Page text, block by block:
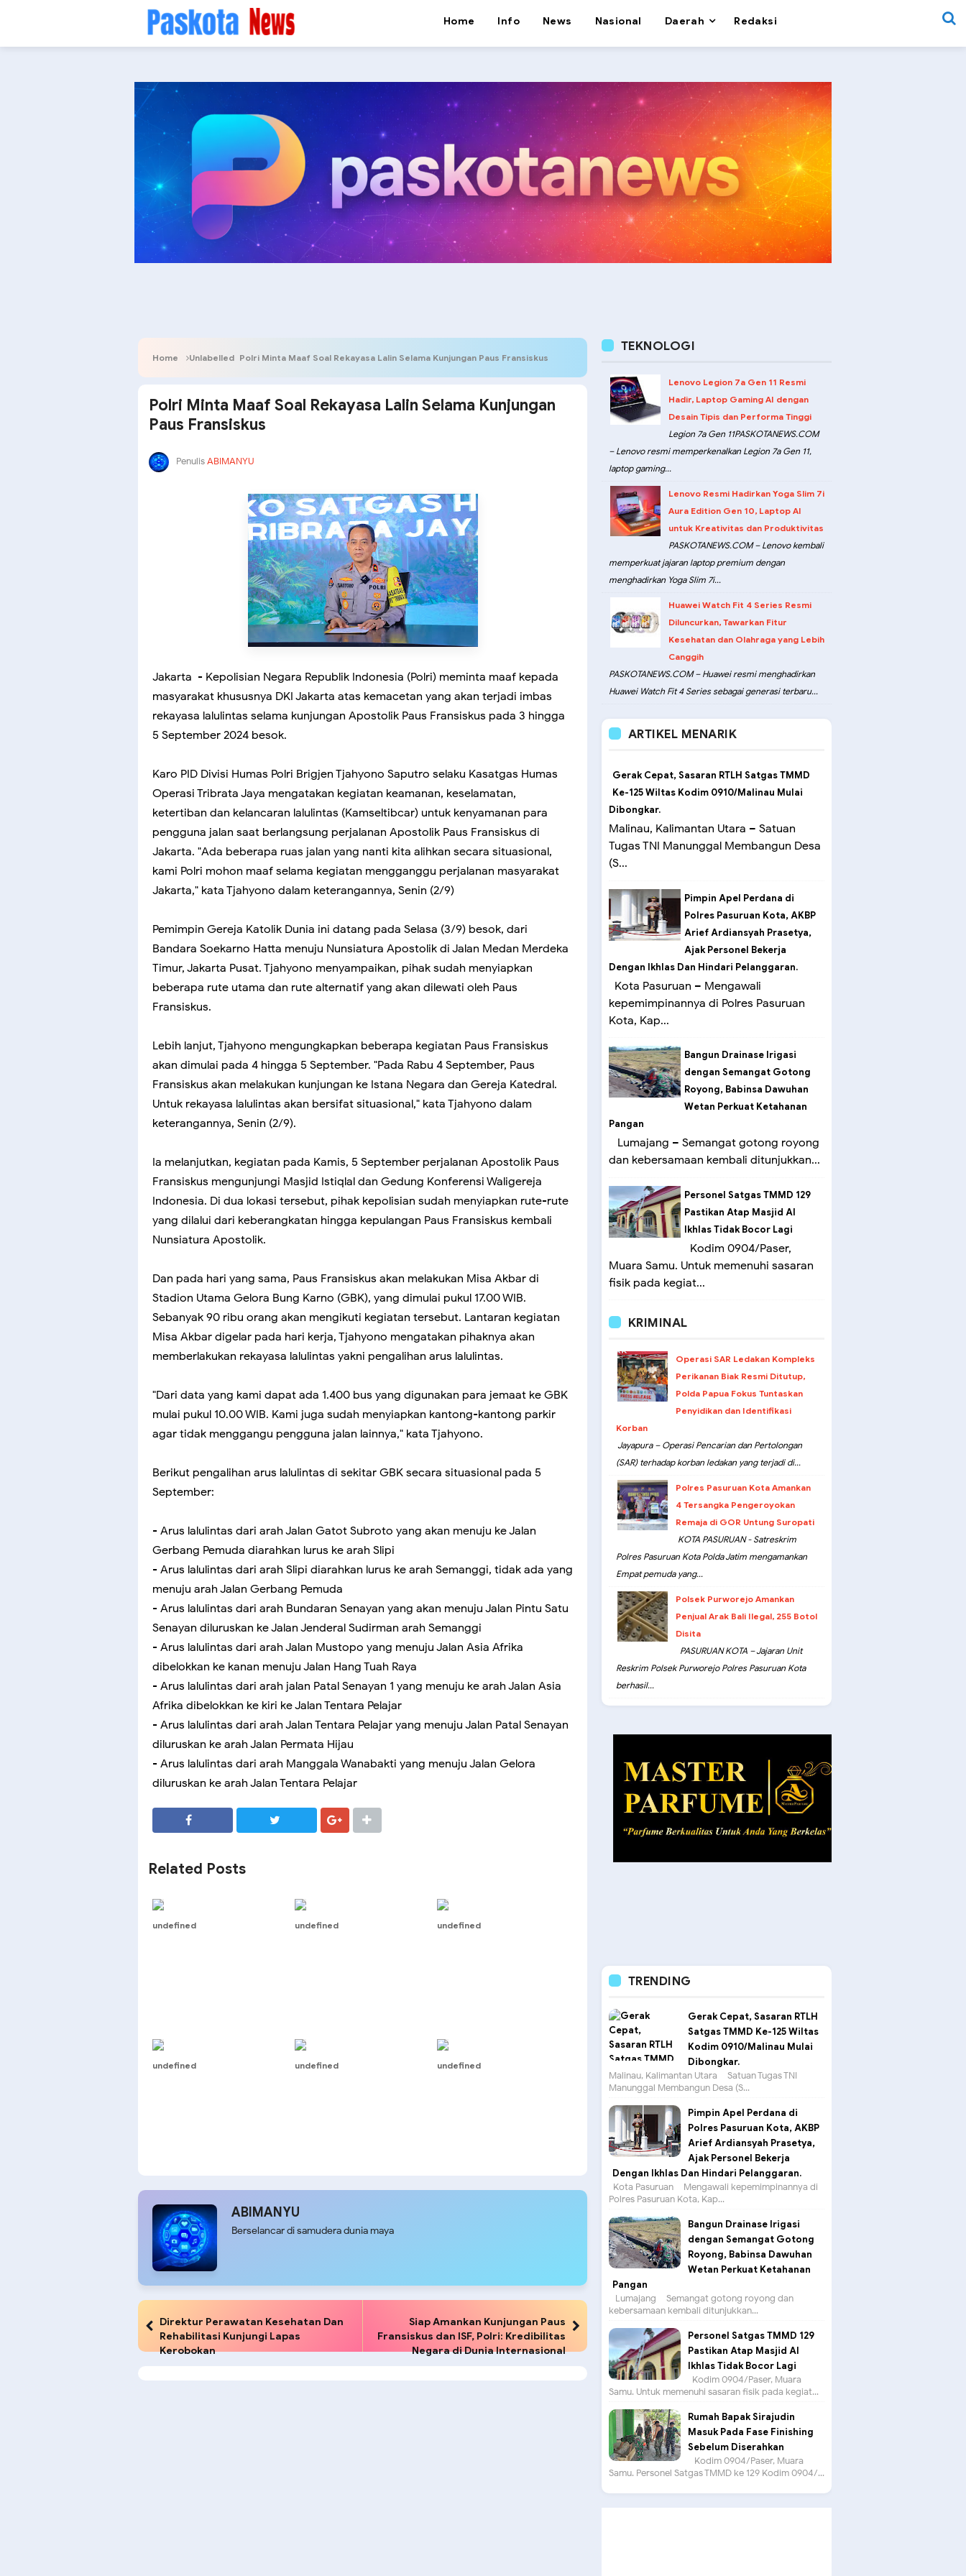
Home Info News Nasional Daerah Redaksi
Home Unlabelled Polri Minta Maaf Soal Rekayasa Lalin Selama Kunjungan Paus Fransiskus
Polri Minta Maaf Soal Rekayasa Lalin Selama Kunjungan
Paus Fransiskus
PenulisABIMANYU
Jakarta - Kepolisian Negara Republik Indonesia (Polri) meminta maaf kepada
masyarakat khususnya DKI Jakarta atas kemacetan yang akan terjadi imbas
rekayasa lalulintas selama kunjungan Apostolik Paus Fransiskus pada 3 hingga
5 September 2024 besok.
Karo PID Divisi Humas Polri Brigjen Tjahyono Saputro selaku Kasatgas Humas
Operasi Tribrata Jaya mengatakan kegiatan keamanan, keselamatan,
ketertiban dan kelancaran lalulintas (Kamseltibcar) untuk kenyamanan para
pengguna jalan saat berlangsung perjalanan Apostolik Paus Fransiskus di
Jakarta. "Ada beberapa ruas jalan yang nanti kita alihkan secara situasional,
kami Polri mohon maaf selama kegiatan mengganggu perjalanan masyarakat
Jakarta," kata Tjahyono dalam keterangannya, Senin (2/9)
Pemimpin Gereja Katolik Dunia ini datang pada Selasa (3/9) besok, dari
Bandara Soekarno Hatta menuju Nunsiatura Apostolik di Jalan Medan Merdeka
Timur, Jakarta Pusat. Tjahyono menyampaikan, pihak sudah menyiapkan
beberapa rute utama dan rute alternatif yang akan dilewati oleh Paus
Fransiskus.
Lebih lanjut, Tjahyono mengungkapkan beberapa kegiatan Paus Fransiskus
akan dimulai pada 4 hingga 5 September. "Pada Rabu 4 September, Paus
Fransiskus akan melakukan kunjungan ke Istana Negara dan Gereja Katedral.
Untuk rekayasa lalulintas akan bersifat situasional," kata Tjahyono dalam
keterangannya, Senin (2/9).
Ia melanjutkan, kegiatan pada Kamis, 5 September perjalanan Apostolik Paus
Fransiskus mengunjungi Masjid Istiqlal dan Gedung Konferensi Waligereja
Indonesia. Di dua lokasi tersebut, pihak kepolisian sudah menyiapkan rute-rute
yang dilalui dari keberangkatan hingga kepulangan Paus Fransiskus kembali
Nunsiatura Apostolik.
Dan pada hari yang sama, Paus Fransiskus akan melakukan Misa Akbar di
Stadion Utama Gelora Bung Karno (GBK), yang dimulai pukul 17.00 WIB.
Sebanyak 90 ribu orang akan mengikuti kegiatan tersebut. Lantaran kegiatan
Misa Akbar digelar pada hari kerja, Tjahyono mengatakan pihaknya akan
memberlakukan rekayasa lalulintas yakni pengalihan arus lalulintas.
"Dari data yang kami dapat ada 1.400 bus yang digunakan para jemaat ke GBK
mulai pukul 10.00 WIB. Kami juga sudah menyiapkan kantong-kantong parkir
agar tidak menggangu pengguna jalan lainnya," kata Tjahyono.
Berikut pengalihan arus lalulintas di sekitar GBK secara situasional pada 5
September:
- Arus lalulintas dari arah Jalan Gatot Subroto yang akan menuju ke Jalan
Gerbang Pemuda diarahkan lurus ke arah Slipi
- Arus lalulintas dari arah Slipi diarahkan lurus ke arah Semanggi, tidak ada yang
menuju arah Jalan Gerbang Pemuda
- Arus lalulintas dari arah Bundaran Senayan yang akan menuju Jalan Pintu Satu
Senayan diluruskan ke Jalan Jenderal Sudirman arah Semanggi
- Arus lalulintas dari arah Jalan Mustopo yang menuju Jalan Asia Afrika
dibelokkan ke kanan menuju Jalan Hang Tuah Raya
- Arus lalulintas dari arah jalan Patal Senayan 1 yang menuju ke arah Jalan Asia
Afrika dibelokkan ke kiri ke Jalan Tentara Pelajar
- Arus lalulintas dari arah Jalan Tentara Pelajar yang menuju Jalan Patal Senayan
diluruskan ke arah Jalan Permata Hijau
- Arus lalulintas dari arah Manggala Wanabakti yang menuju Jalan Gelora
diluruskan ke arah Jalan Tentara Pelajar
Related Posts
undefined undefined undefined
undefined undefined undefined
ABIMANYU
Berselancar di samudera dunia maya
Direktur Perawatan Kesehatan Dan
Rehabilitasi Kunjungi Lapas
Kerobokan
Siap Amankan Kunjungan Paus
Fransiskus dan ISF, Polri: Kredibilitas
Negara di Dunia Internasional
TEKNOLOGI
Lenovo Legion 7a Gen 11 Resmi
Hadir, Laptop Gaming AI dengan
Desain Tipis dan Performa Tinggi
Legion 7a Gen 11PASKOTANEWS.COM
– Lenovo resmi memperkenalkan Legion 7a Gen 11,
laptop gaming...
Lenovo Resmi Hadirkan Yoga Slim 7i
Aura Edition Gen 10, Laptop AI
untuk Kreativitas dan Produktivitas
PASKOTANEWS.COM – Lenovo kembali
memperkuat jajaran laptop premium dengan
menghadirkan Yoga Slim 7i...
Huawei Watch Fit 4 Series Resmi
Diluncurkan, Tawarkan Fitur
Kesehatan dan Olahraga yang Lebih
Canggih
PASKOTANEWS.COM – Huawei resmi menghadirkan
Huawei Watch Fit 4 Series sebagai generasi terbaru...
ARTIKEL MENARIK
Gerak Cepat, Sasaran RTLH Satgas TMMD
Ke-125 Wiltas Kodim 0910/Malinau Mulai
Dibongkar.
Malinau, Kalimantan Utara – Satuan
Tugas TNI Manunggal Membangun Desa
(S...
Pimpin Apel Perdana di
Polres Pasuruan Kota, AKBP
Arief Ardiansyah Prasetya,
Ajak Personel Bekerja
Dengan Ikhlas Dan Hindari Pelanggaran.
Kota Pasuruan – Mengawali
kepemimpinannya di Polres Pasuruan
Kota, Kap...
Bangun Drainase Irigasi
dengan Semangat Gotong
Royong, Babinsa Dawuhan
Wetan Perkuat Ketahanan
Pangan
Lumajang – Semangat gotong royong
dan kebersamaan kembali ditunjukkan...
Personel Satgas TMMD 129
Pastikan Atap Masjid Al
Ikhlas Tidak Bocor Lagi
Kodim 0904/Paser,
Muara Samu. Untuk memenuhi sasaran
fisik pada kegiat...
KRIMINAL
Operasi SAR Ledakan Kompleks
Perikanan Biak Resmi Ditutup,
Polda Papua Fokus Tuntaskan
Penyidikan dan Identifikasi
Korban
Jayapura – Operasi Pencarian dan Pertolongan
(SAR) terhadap korban ledakan yang terjadi di...
Polres Pasuruan Kota Amankan
4 Tersangka Pengeroyokan
Remaja di GOR Untung Suropati
KOTA PASURUAN - Satreskrim
Polres Pasuruan Kota Polda Jatim mengamankan
Empat pemuda yang...
Polsek Purworejo Amankan
Penjual Arak Bali Ilegal, 255 Botol
Disita
PASURUAN KOTA – Jajaran Unit
Reskrim Polsek Purworejo Polres Pasuruan Kota
berhasil...
TRENDING
Gerak Cepat, Sasaran RTLH
Satgas TMMD Ke-125 Wiltas
Kodim 0910/Malinau Mulai
Dibongkar.
Malinau, Kalimantan Utara – Satuan Tugas TNI
Manunggal Membangun Desa (S...
Pimpin Apel Perdana di
Polres Pasuruan Kota, AKBP
Arief Ardiansyah Prasetya,
Ajak Personel Bekerja
Dengan Ikhlas Dan Hindari Pelanggaran.
Kota Pasuruan – Mengawali kepemimpinannya di
Polres Pasuruan Kota, Kap...
Bangun Drainase Irigasi
dengan Semangat Gotong
Royong, Babinsa Dawuhan
Wetan Perkuat Ketahanan
Pangan
Lumajang – Semangat gotong royong dan
kebersamaan kembali ditunjukkan...
Personel Satgas TMMD 129
Pastikan Atap Masjid Al
Ikhlas Tidak Bocor Lagi
Kodim 0904/Paser, Muara
Samu. Untuk memenuhi sasaran fisik pada kegiat...
Rumah Bapak Sirajudin
Masuk Pada Fase Finishing
Sebelum Diserahkan
Kodim 0904/Paser, Muara
Samu. Personel Satgas TMMD ke 129 Kodim 0904/...